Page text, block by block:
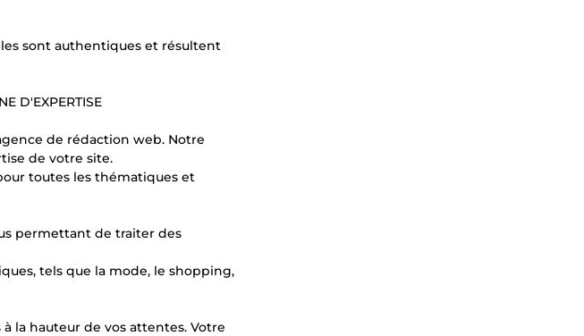
sont authentiques et résultent
D'EXPERTISE
de rédaction web. Notre
de votre site.
toutes les thématiques et
permettant de traiter des
tels que la mode, le shopping,
la hauteur de vos attentes. Votre